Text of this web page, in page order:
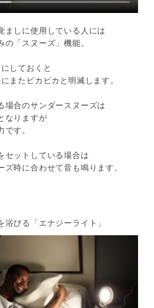
ましに使用している人には
の「スヌーズ」機能。
しておくと
またビカビカと明滅します。
場合のサンダースヌーズは
なりますが
です。
セットしている場合は
ズ時に合わせて音も鳴ります。
浴びる「エナジーライト」